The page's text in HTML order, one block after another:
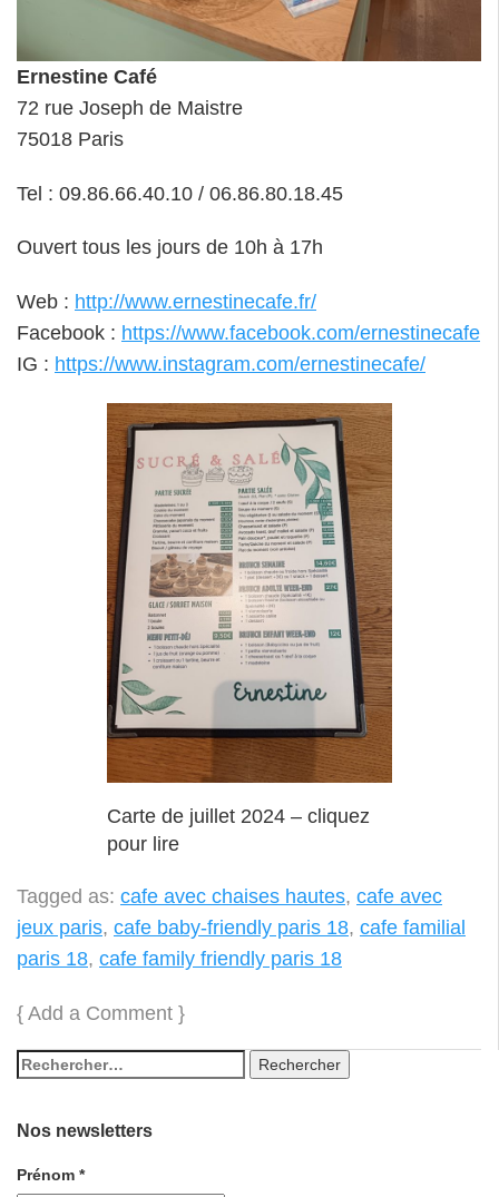
Ernestine Café
72 rue Joseph de Maistre
75018 Paris
Tel : 09.86.66.40.10 / 06.86.80.18.45
Ouvert tous les jours de 10h à 17h
Web : http://www.ernestinecafe.fr/
Facebook : https://www.facebook.com/ernestinecafe
IG : https://www.instagram.com/ernestinecafe/
Carte de juillet 2024 – cliquez
pour lire
Tagged as: cafe avec chaises hautes, cafe avec
jeux paris, cafe baby-friendly paris 18, cafe familial
paris 18, cafe family friendly paris 18
{ Add a Comment }
Nos newsletters
Prénom *